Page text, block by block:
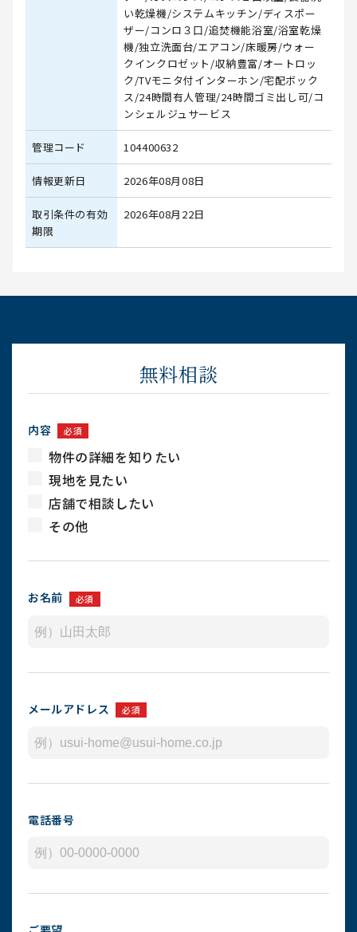
い乾燥機/システムキッチン/ディスポー
ザー/コンロ３口/追焚機能浴室/浴室乾燥
機/独立洗面台/エアコン/床暖房/ウォー
クインクロゼット/収納豊富/オートロッ
ク/TVモニタ付インターホン/宅配ボック
ス/24時間有人管理/24時間ゴミ出し可/コ
ンシェルジュサービス
管理コード 104400632
情報更新日 2026年08月08日
取引条件の有効
期限
2026年08月22日
無料相談
内容 必須
物件の詳細を知りたい
現地を見たい
店舗で相談したい
その他
お名前 必須
メールアドレス 必須
電話番号